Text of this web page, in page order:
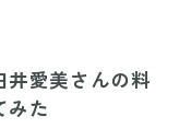
愛美さんの料
みた